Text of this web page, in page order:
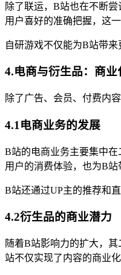
除了联运，B站也在不断
用户喜好的准确把握，这
自研游戏不仅能为B站带
4.电商与衍生品：商
除了广告、会员、付费内
4.1电商业务的发展
B站的电商业务主要集中
用户的消费体验，也为B站
B站还通过UP主的推荐和
4.2衍生品的商业潜力
随着B站影响力的扩大，
站不仅实现了内容的商业